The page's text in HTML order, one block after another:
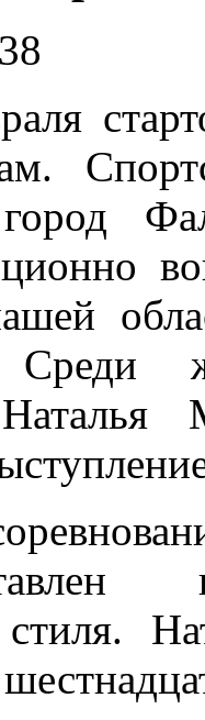
Среди
стиля.